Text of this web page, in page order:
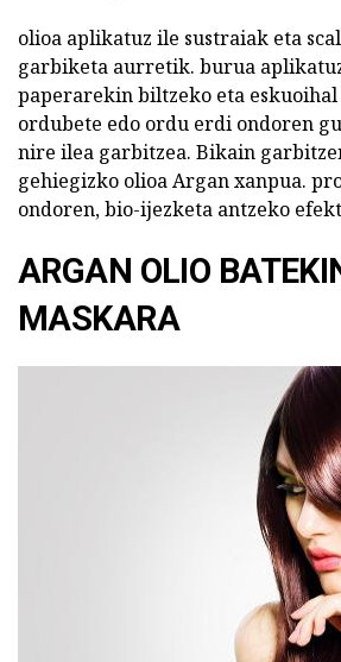
olioa aplikatuz ile sustraiak eta
garbiketa aurretik. burua
paperarekin biltzeko eta
ordubete edo ordu erdi ondoren
nire ilea garbitzea. Bikain
gehiegizko olioa Argan xanpua.
ondoren, bio-ijezketa antzeko
ARGAN OLIO
MASKARA